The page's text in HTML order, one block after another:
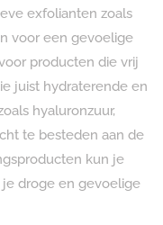
exfolianten zoals
voor een gevoelige
producten die vrij
juist hydraterende en
hyaluronzuur,
te besteden aan de
kun je
droge en gevoelige